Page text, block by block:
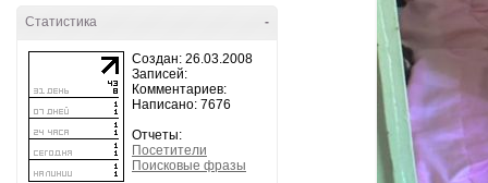
-
Статистика
Создан: 26.03.2008
Записей:
Комментариев:
Написано: 7676
Отчеты:
Посетители
Поисковые фразы